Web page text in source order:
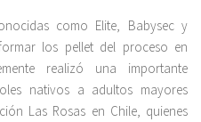
como Elite, Babysec y
los pellet del proceso en
realizó una importante
nativos a adultos mayores
Las Rosas en Chile, quienes